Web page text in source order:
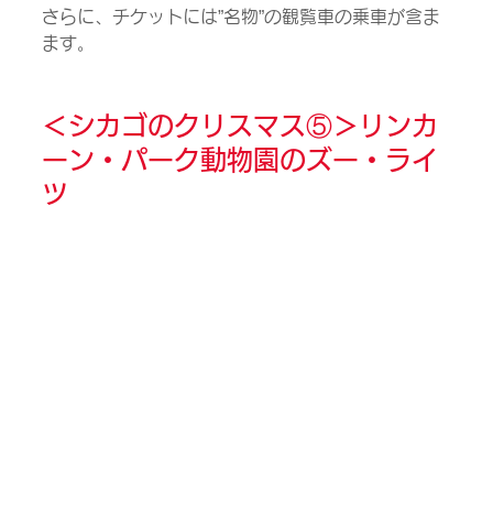
さらに、チケットには”名物”の観覧車の乗車が含ま
ます。
＜シカゴのクリスマス⑤＞ リンカ
ーン・パーク動物園のズー・ライ
ツ